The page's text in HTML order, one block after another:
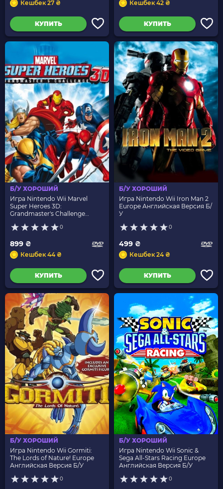
Кешбек 27 ₴
КУПИТЬ
Кешбек 42 ₴
КУПИТЬ
Б/У ХОРОШИЙ
Игра Nintendo Wii Marvel
Super Heroes 3D:
Grandmaster's Challenge
У
0
899 ₴
Кешбек 44 ₴
КУПИТЬ
Б/У ХОРОШИЙ
Игра Nintendo Wii Iron Man 2
Europe Английская Версия Б/
У
0
499 ₴
Кешбек 24 ₴
КУПИТЬ
Б/У ХОРОШИЙ
Игра Nintendo Wii Gormiti:
The Lords of Nature! Europe
Английская Версия Б/У
0
Б/У ХОРОШИЙ
Игра Nintendo Wii Sonic &
Sega All-Stars Racing Europe
Английская Версия Б/У
0